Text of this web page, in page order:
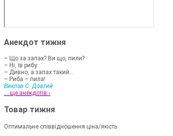
Анекдот тижня
– Що за запах? Ви що, пили?
– Ні, їв рибу.
– Дивно, а запах такий...
– Риба – пила!
Виклав С. Довгий
... ще анекдотів ›
Товар тижня
Оптимальне співвідношення ціна/якість